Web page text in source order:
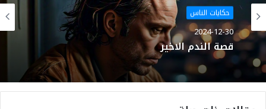
حكايات الناس
2024-12-30
قصة الندم الاخير